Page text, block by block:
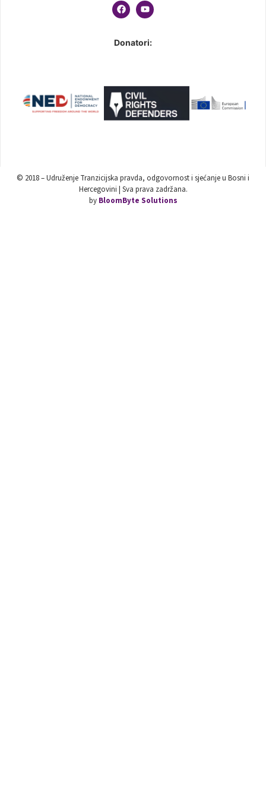
Donatori:
© 2018 – Udruženje Tranzicijska pravda, odgovornost i sjećanje u Bosni i
Hercegovini | Sva prava zadržana.
by BloomByte Solutions